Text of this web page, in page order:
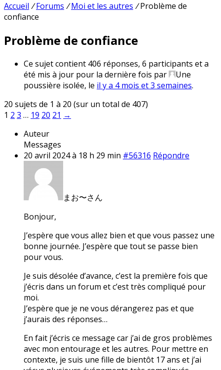
Accueil / Forums / Moi et les autres / Problème de
confiance
Problème de confiance
Ce sujet contient 406 réponses, 6 participants et a
été mis à jour pour la dernière fois par
Une
poussière isolée, le il y a 4 mois et 3 semaines.
20 sujets de 1 à 20 (sur un total de 407)
1 2 3 … 19 20 21 →
Auteur
Messages
20 avril 2024 à 18 h 29 min #56316 Répondre
まお〜さん
Bonjour,
J’espère que vous allez bien et que vous passez une
bonne journée. J’espère que tout se passe bien
pour vous.
Je suis désolée d’avance, c’est la première fois que
j’écris dans un forum et c’est très compliqué pour
moi.
J’espère que je ne vous dérangerez pas et que
j’aurais des réponses…
En fait j’écris ce message car j’ai de gros problèmes
avec mon entourage et les autres. Pour mettre en
contexte, je suis une fille de bientôt 17 ans et j’ai